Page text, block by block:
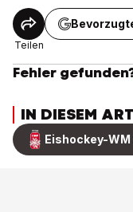
Teilen
Fehler
IN DIESEM
Eishockey-